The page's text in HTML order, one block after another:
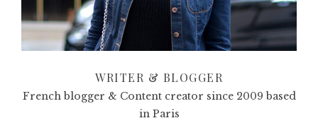
WRITER & BLOGGER
French blogger & Content creator since 2009 based
in Paris